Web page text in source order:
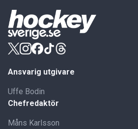
Ansvarig utgivare
Uffe Bodin
Chefredaktör
Måns Karlsson